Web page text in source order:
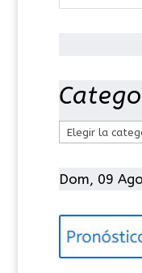
t
g
Dom, 09